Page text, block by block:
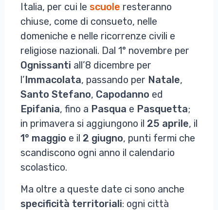
Italia, per cui le scuole resteranno
chiuse, come di consueto, nelle
domeniche e nelle ricorrenze civili e
religiose nazionali. Dal 1° novembre per
Ognissanti all’8 dicembre per
l’Immacolata, passando per Natale,
Santo Stefano, Capodanno ed
Epifania, fino a Pasqua e Pasquetta;
in primavera si aggiungono il 25 aprile, il
1° maggio e il 2 giugno, punti fermi che
scandiscono ogni anno il calendario
scolastico.
Ma oltre a queste date ci sono anche
specificità territoriali: ogni città